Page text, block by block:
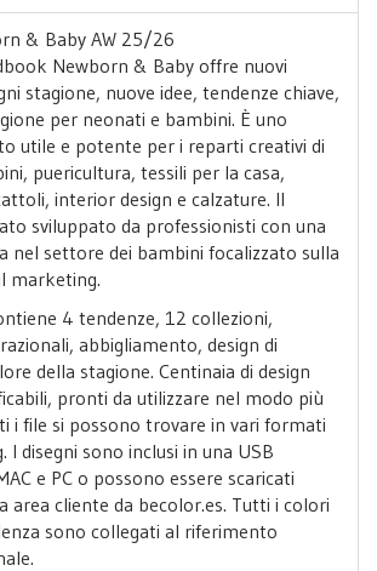
& Baby AW 25/26
Newborn & Baby offre nuovi
stagione, nuove idee, tendenze chiave,
per neonati e bambini. È uno
utile e potente per i reparti creativi di
puericultura, tessili per la casa,
interior design e calzature. Il
sviluppato da professionisti con una
nel settore dei bambini focalizzato sulla
marketing.
4 tendenze, 12 collezioni,
abbigliamento, design di
della stagione. Centinaia di design
pronti da utilizzare nel modo più
i file si possono trovare in vari formati
I disegni sono inclusi in una USB
e PC o possono essere scaricati
area cliente da becolor.es. Tutti i colori
sono collegati al riferimento